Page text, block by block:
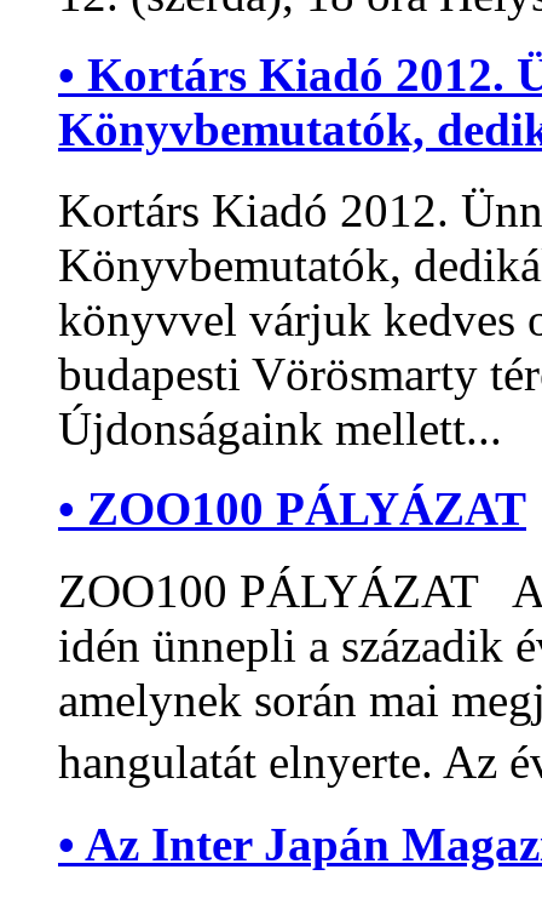
• Kortárs Kiadó 2012.
Könyvbemutatók,
Kortárs Kiadó 2012.
Könyvbemutatók,
könyvvel várjuk kedves
budapesti Vörösmarty
Újdonságaink mellett...
• ZOO100 PÁLYÁZAT
ZOO100 PÁLYÁZAT
idén ünnepli a századik
amelynek során mai
hangulatát elnyerte. Az
• Az Inter Japán